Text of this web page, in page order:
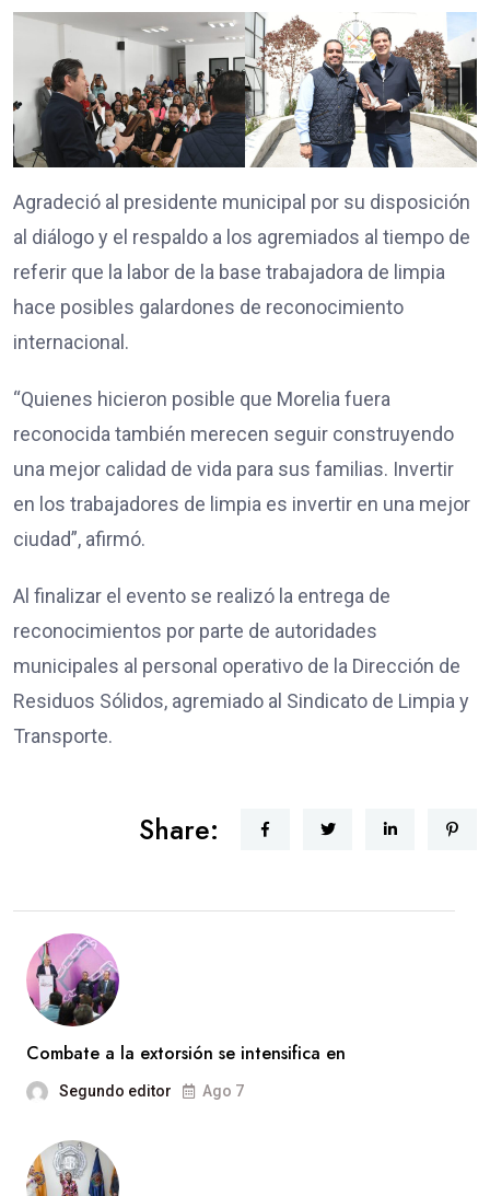
Agradeció al presidente municipal por su disposición
al diálogo y el respaldo a los agremiados al tiempo de
referir que la labor de la base trabajadora de limpia
hace posibles galardones de reconocimiento
internacional.
“Quienes hicieron posible que Morelia fuera
reconocida también merecen seguir construyendo
una mejor calidad de vida para sus familias. Invertir
en los trabajadores de limpia es invertir en una mejor
ciudad”, afirmó.
Al finalizar el evento se realizó la entrega de
reconocimientos por parte de autoridades
municipales al personal operativo de la Dirección de
Residuos Sólidos, agremiado al Sindicato de Limpia y
Transporte.
Share:
Combate a la extorsión se intensifica en
Segundo editor Ago 7